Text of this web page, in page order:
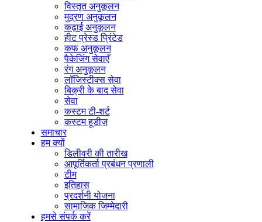
विस्तृत अनुकूलन
मुद्रण अनुकूलन
कढ़ाई अनुकूलन
हीट प्रेस्ड प्रिंटेड
कफ अनुकूलन
पैकेजिंग सेवाएँ
रंग अनुकूलन
लॉजिस्टीक्स सेवा
बिक्री के बाद सेवा
सेवा
कस्टम टी-शर्ट
कस्टम हूडीज़
समाचार
हम क्यों
डिलीवरी की तारीख
आपूर्तिकर्ता प्रबंधन प्रणाली
टीम
इतिहास
प्रदर्शनी योजना
सामाजिक जिम्मेदारी
हमसे संपर्क करें